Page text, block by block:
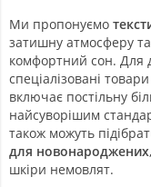
Ми пропонуємо
затишну атмосферу
комфортний сон. Для
спеціалізовані
включає постільну
найсуворішим
також можуть
для новонароджених
шкіри немовлят.